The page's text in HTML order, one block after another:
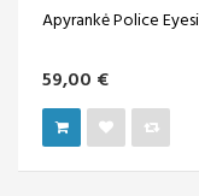
Apyrankė Police
59,00 €